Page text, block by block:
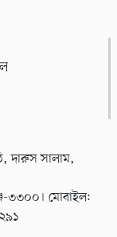
দারুস সালাম,
৩৩০০। মোবাইল: